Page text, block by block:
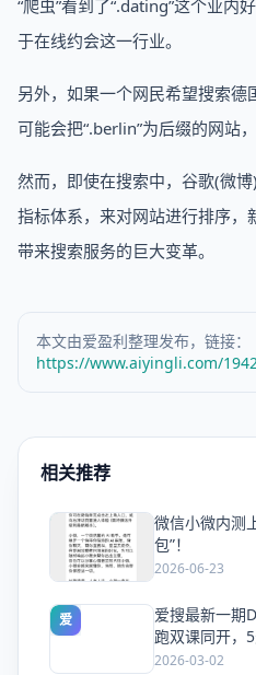
“爬虫”看到了“.dating”这个业内
于在线约会这一行业。
另外，如果一个网民希望搜索
可能会把“.berlin”为后缀的网站
然而，即使在搜索中，谷歌(微
指标体系，来对网站进行排序，
带来搜索服务的巨大变革。
本文由爱盈利整理发布，链接：
https://www.aiyingli.com/
相关推荐
爱
微信小微内测
包”！
2026-06-23
爱
爱搜最新一期
跑双课同开，
量
2026-03-02